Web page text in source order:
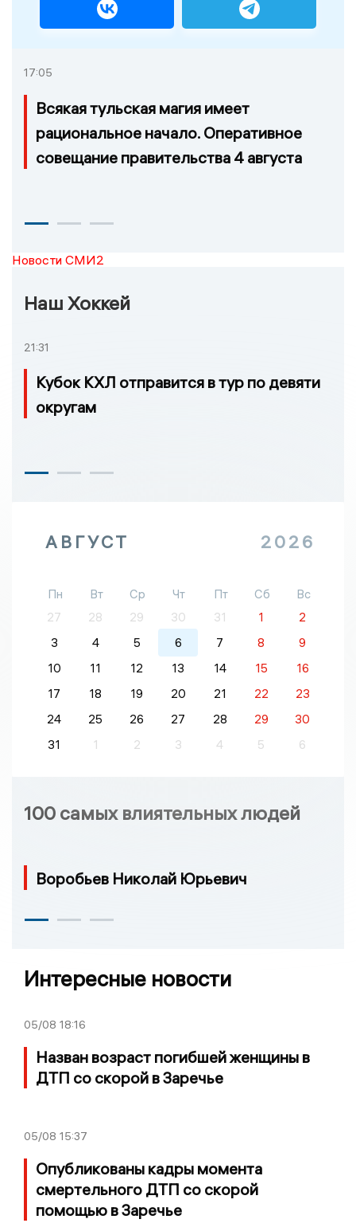
17:05
Всякая тульская магия имеет
рациональное начало. Оперативное
совещание правительства 4 августа
Новости СМИ2
Наш Хоккей
21:31
Кубок КХЛ отправится в тур по девяти
округам
АВГУСТ 2026
Пн Вт Ср Чт Пт Сб
Вс
27
28 29 30 31 1
2
3
4 5 6 7 8
9
10
11 12 13 14 15
16
17
18 19 20 21 22
23
24
25 26 27 28 29
30
31
1 2 3 4 5 6
100 самых влиятельных людей
Воробьев Николай Юрьевич
Интересные новости
05/08 18:16
Назван возраст погибшей женщины в
ДТП со скорой в Заречье
05/08 15:37
Опубликованы кадры момента
смертельного ДТП со скорой
помощью в Заречье